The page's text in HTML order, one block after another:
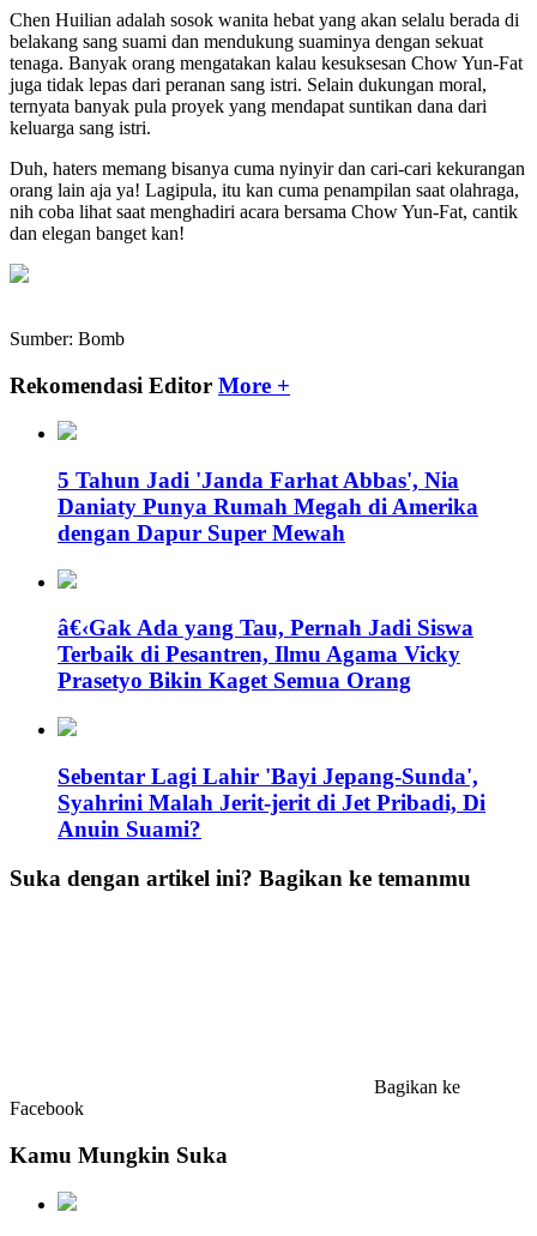
Chen Huilian adalah sosok wanita hebat yang akan selalu berada di
belakang sang suami dan mendukung suaminya dengan sekuat
tenaga. Banyak orang mengatakan kalau kesuksesan Chow Yun-Fat
juga tidak lepas dari peranan sang istri. Selain dukungan moral,
ternyata banyak pula proyek yang mendapat suntikan dana dari
keluarga sang istri.
Duh, haters memang bisanya cuma nyinyir dan cari-cari kekurangan
orang lain aja ya! Lagipula, itu kan cuma penampilan saat olahraga,
nih coba lihat saat menghadiri acara bersama Chow Yun-Fat, cantik
dan elegan banget kan!
Sumber: Bomb
Rekomendasi Editor More +
5 Tahun Jadi 'Janda Farhat Abbas', Nia
Daniaty Punya Rumah Megah di Amerika
dengan Dapur Super Mewah
â€‹Gak Ada yang Tau, Pernah Jadi Siswa
Terbaik di Pesantren, Ilmu Agama Vicky
Prasetyo Bikin Kaget Semua Orang
Sebentar Lagi Lahir 'Bayi Jepang-Sunda',
Syahrini Malah Jerit-jerit di Jet Pribadi, Di
Anuin Suami?
Suka dengan artikel ini? Bagikan ke temanmu
Bagikan ke
Facebook
Kamu Mungkin Suka